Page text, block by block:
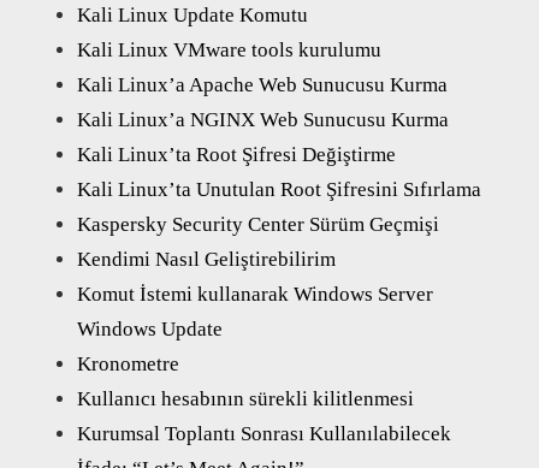
Kali Linux Update Komutu
Kali Linux VMware tools kurulumu
Kali Linux’a Apache Web Sunucusu Kurma
Kali Linux’a NGINX Web Sunucusu Kurma
Kali Linux’ta Root Şifresi Değiştirme
Kali Linux’ta Unutulan Root Şifresini Sıfırlama
Kaspersky Security Center Sürüm Geçmişi
Kendimi Nasıl Geliştirebilirim
Komut İstemi kullanarak Windows Server
Windows Update
Kronometre
Kullanıcı hesabının sürekli kilitlenmesi
Kurumsal Toplantı Sonrası Kullanılabilecek